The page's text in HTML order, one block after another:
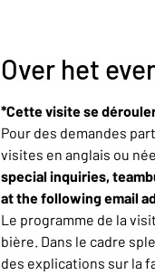
Over het
*Cette visite se
Pour des demandes
visites en anglais ou
special inquiries,
at the following email
Le programme de la
bière. Dans le cadre
des explications sur la